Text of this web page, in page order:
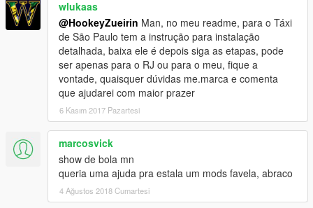
wlukaas
@HookeyZueirin Man, no meu readme, para o Táxi
de São Paulo tem a instrução para instalação
detalhada, baixa ele é depois siga as etapas, pode
ser apenas para o RJ ou para o meu, fique a
vontade, quaisquer dúvidas me.marca e comenta
que ajudarei com maior prazer
6 Kasım 2017 Pazartesi
marcosvick
show de bola mn
queria uma ajuda pra estala um mods favela, abraco
4 Ağustos 2018 Cumartesi